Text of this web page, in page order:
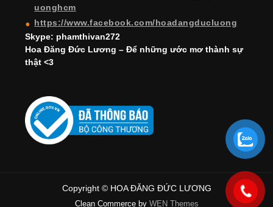
uonghcm
https://www.facebook.com/hoadangducluong
Skype: phamthivan272
Hoa Đăng Đức Lương – Để những ước mơ thành sự
thật <3
Copyright © HOA ĐĂNG ĐỨC LƯƠNG
Clean Commerce by WEN Themes